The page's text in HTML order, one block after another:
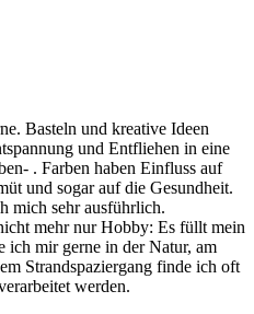
Basteln und kreative Ideen
und Entfliehen in eine
. Farben haben Einfluss auf
und sogar auf die Gesundheit.
mich sehr ausführlich.
mehr nur Hobby: Es füllt mein
ich mir gerne in der Natur, am
Strandspaziergang finde ich oft
werden.